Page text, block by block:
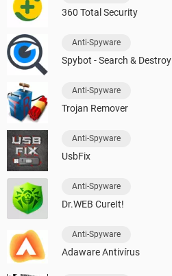
360 Total Security
Anti-Spyware
Spybot - Search & Destroy
Anti-Spyware
Trojan Remover
Anti-Spyware
UsbFix
Anti-Spyware
Dr.WEB CureIt!
Anti-Spyware
Adaware Antivírus